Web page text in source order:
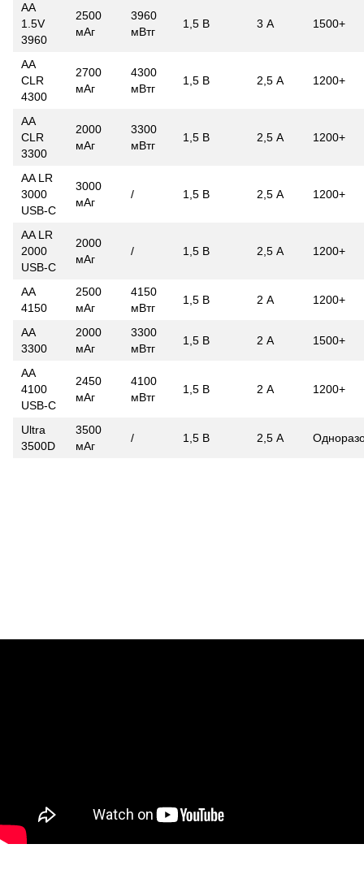
AA
1.5V
3960
2500
мАг
3960
мВтг
1,5 В 3 А 1500+
AA
CLR
4300
2700
мАг
4300
мВтг
1,5 В 2,5 А 1200+
AA
CLR
3300
2000
мАг
3300
мВтг
1,5 В 2,5 А 1200+
AA LR
3000
USB-C
3000
мАг
/ 1,5 В 2,5 А 1200+
AA LR
2000
USB-C
2000
мАг
/ 1,5 В 2,5 А 1200+
AA
4150
2500
мАг
4150
мВтг
1,5 В 2 А 1200+
AA
3300
2000
мАг
3300
мВтг
1,5 В 2 А 1500+
AA
4100
USB-C
2450
мАг
4100
мВтг
1,5 В 2 А 1200+
Ultra
3500D
3500
мАг
/ 1,5 В 2,5 А